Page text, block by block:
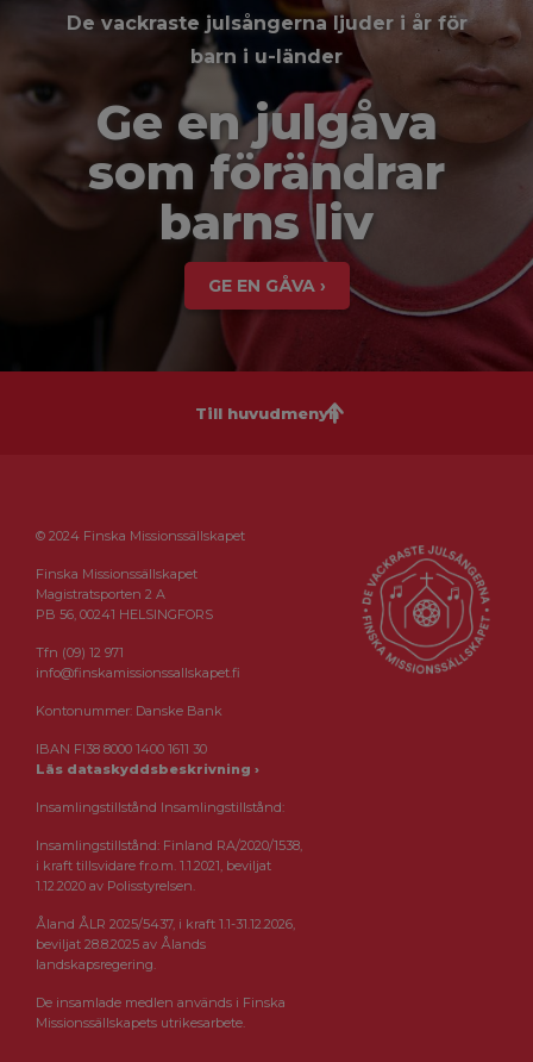
De vackraste julsångerna ljuder i år för
barn i u-länder
Ge en julgåva
som förändrar
barns liv
GE EN GÅVA ›
Till huvudmenyn
© 2024 Finska Missionssällskapet
Finska Missionssällskapet
Magistratsporten 2 A
PB 56, 00241 HELSINGFORS
Tfn (09) 12 971
info@finskamissionssallskapet.fi
Kontonummer: Danske Bank
IBAN FI38 8000 1400 1611 30
Läs dataskyddsbeskrivning ›
Insamlingstillstånd Insamlingstillstånd:
Insamlingstillstånd: Finland RA/2020/1538,
i kraft tillsvidare fr.o.m. 1.1.2021, beviljat
1.12.2020 av Polisstyrelsen.
Åland ÅLR 2025/5437, i kraft 1.1-31.12.2026,
beviljat 28.8.2025 av Ålands
landskapsregering.
De insamlade medlen används i Finska
Missionssällskapets utrikesarbete.